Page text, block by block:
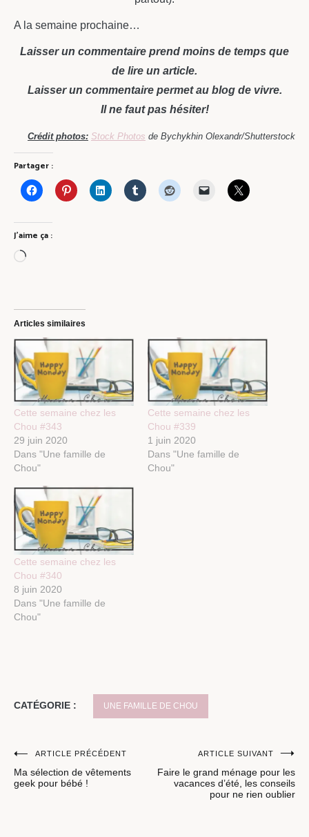
A la semaine prochaine…
Laisser un commentaire prend moins de temps que
de lire un article.
Laisser un commentaire permet au blog de vivre.
Il ne faut pas hésiter!
Crédit photos: Stock Photos de Bychykhin Olexandr/Shutterstock
Partager :
J’aime ça :
Chargement…
Articles similaires
Cette semaine chez les
Chou #343
29 juin 2020
Dans "Une famille de
Chou"
Cette semaine chez les
Chou #339
1 juin 2020
Dans "Une famille de
Chou"
Cette semaine chez les
Chou #340
8 juin 2020
Dans "Une famille de
Chou"
CATÉGORIE : UNE FAMILLE DE CHOU
Navigation
de
ARTICLE PRÉCÉDENT
Ma sélection de vêtements
geek pour bébé !
ARTICLE SUIVANT
Faire le grand ménage pour les
vacances d’été, les conseils
pour ne rien oublier